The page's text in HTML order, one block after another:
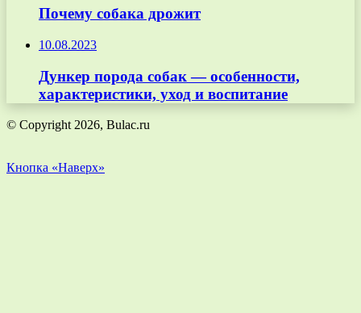
Почему собака дрожит
10.08.2023
Дункер порода собак — особенности,
характеристики, уход и воспитание
© Copyright 2026, Bulac.ru
Кнопка «Наверх»